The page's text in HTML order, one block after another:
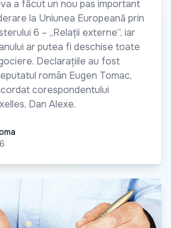
a făcut un nou pas important
la Uniunea Europeană prin
6 – „Relații externe”, iar
ar putea fi deschise toate
Declarațiile au fost
român Eugen Tomac,
corespondentului
Dan Alexe.